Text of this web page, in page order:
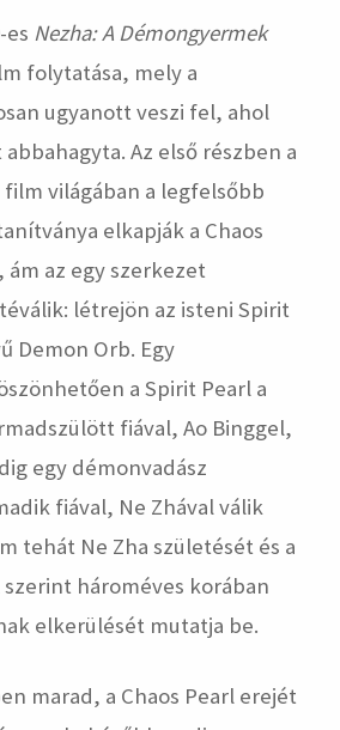
es Nezha: A Démongyermek
folytatása, mely a
ugyanott veszi fel, ahol
Az első részben a
világában a legfelsőbb
elkapják a Chaos
az egy szerkezet
létrejön az isteni Spirit
Demon Orb. Egy
a Spirit Pearl a
fiával, Ao Binggel,
egy démonvadász
fiával, Ne Zhával válik
tehát Ne Zha születését és a
hároméves korában
elkerülését mutatja be.
marad, a Chaos Pearl erejét